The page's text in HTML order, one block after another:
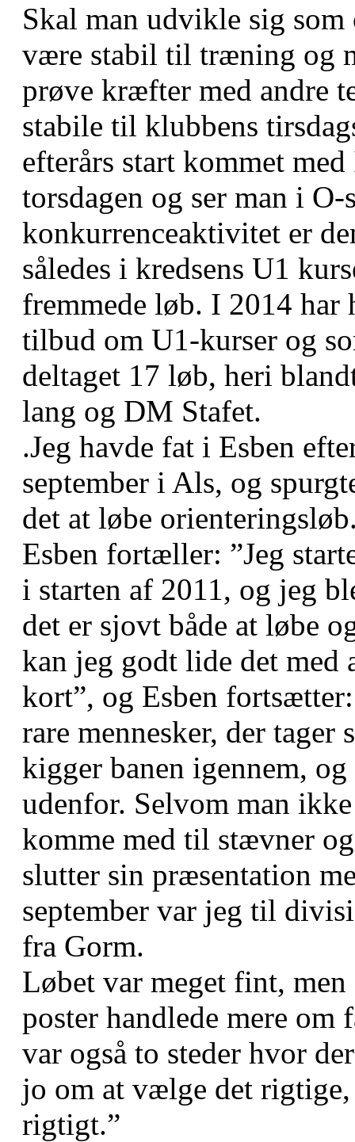
Skal man udvikle sig
være stabil til træning og
prøve kræfter med andre
stabile til klubbens
efterårs start kommet
torsdagen og ser man i
konkurrenceaktivitet er
således i kredsens U1
fremmede løb. I 2014 har
tilbud om U1-kurser og
deltaget 17 løb, heri
lang og DM Stafet.
.Jeg havde fat i Esben
september i Als, og
det at løbe
Esben fortæller: ”Jeg
i starten af 2011, og jeg
det er sjovt både at løbe
kan jeg godt lide det med
kort”, og Esben
rare mennesker, der tager
kigger banen igennem,
udenfor. Selvom man
komme med til stævner
slutter sin præsentation
september var jeg til
fra Gorm.
Løbet var meget fint,
poster handlede mere
var også to steder hvor
jo om at vælge det
rigtigt.”